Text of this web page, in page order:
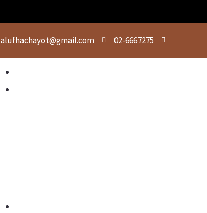
02-6667275
alufhachayot@gmail.com